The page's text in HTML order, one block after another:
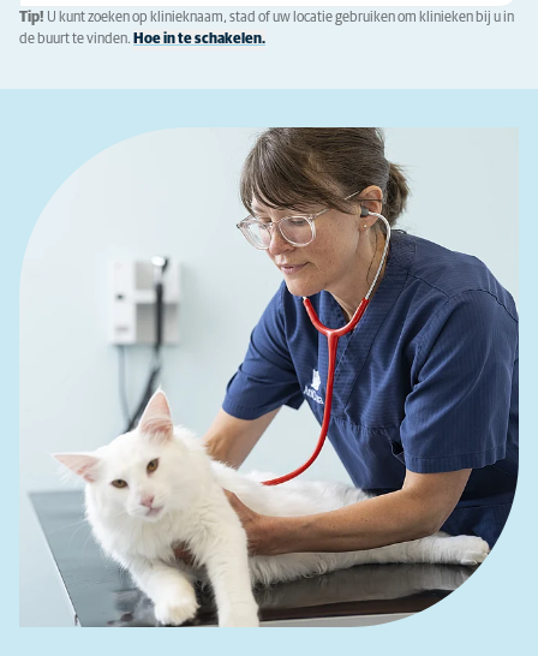
Tip! U kunt zoeken op klinieknaam, stad of uw locatie gebruiken om klinieken bij u in
de buurt te vinden. Hoe in te schakelen.